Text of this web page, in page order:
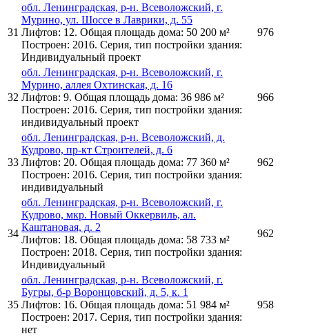
31
обл. Ленинградская, р-н. Всеволожский, г.
Мурино, ул. Шоссе в Лаврики, д. 55
Лифтов: 12. Общая площадь дома: 50 200 м²
Построен: 2016. Серия, тип постройки здания:
Индивидуальный проект
976
32
обл. Ленинградская, р-н. Всеволожский, г.
Мурино, аллея Охтинская, д. 16
Лифтов: 9. Общая площадь дома: 36 986 м²
Построен: 2016. Серия, тип постройки здания:
индивидуальный проект
966
33
обл. Ленинградская, р-н. Всеволожский, д.
Кудрово, пр-кт Строителей, д. 6
Лифтов: 20. Общая площадь дома: 77 360 м²
Построен: 2016. Серия, тип постройки здания:
индивидуальный
962
34
обл. Ленинградская, р-н. Всеволожский, г.
Кудрово, мкр. Новый Оккервиль, ал.
Каштановая, д. 2
Лифтов: 18. Общая площадь дома: 58 733 м²
Построен: 2018. Серия, тип постройки здания:
Индивидуальный
962
35
обл. Ленинградская, р-н. Всеволожский, г.
Бугры, б-р Воронцовский, д. 5, к. 1
Лифтов: 16. Общая площадь дома: 51 984 м²
Построен: 2017. Серия, тип постройки здания:
нет
958